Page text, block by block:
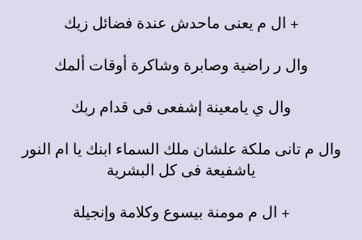
+ ال م يعنى ماحدش عندة فضائل زيك
وال ر راضية وصابرة وشاكرة أوقات ألمك
وال ي يامعينة إشفعى فى قدام ربك
وال م تانى ملكة علشان ملك السماء ابنك يا ام النور
ياشفيعة فى كل البشرية
+ ال م مومنة بيسوع وكلامة وإنجيلة